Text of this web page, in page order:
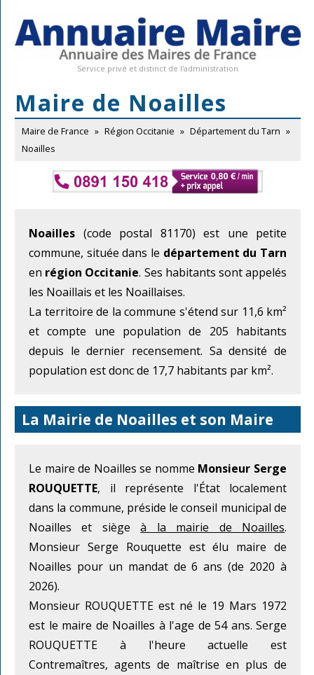
Service privé et distinct de l'administration
Maire de Noailles
Maire de France » Région Occitanie » Département du Tarn »
Noailles
Noailles (code postal 81170) est une petite
commune, située dans le département du Tarn
en région Occitanie. Ses habitants sont appelés
les Noaillais et les Noaillaises.
La territoire de la commune s'étend sur 11,6 km²
et compte une population de 205 habitants
depuis le dernier recensement. Sa densité de
population est donc de 17,7 habitants par km².
La Mairie de Noailles et son Maire
Le maire de Noailles se nomme Monsieur Serge
ROUQUETTE, il représente l'État localement
dans la commune, préside le conseil municipal de
Noailles et siègeà la mairie de Noailles.
Monsieur Serge Rouquette est élu maire de
Noailles pour un mandat de 6 ans (de 2020 à
2026).
Monsieur ROUQUETTE est né le 19 Mars 1972
est le maire de Noailles à l'age de 54 ans. Serge
ROUQUETTE à l'heure actuelle est
Contremaîtres, agents de maîtrise en plus de